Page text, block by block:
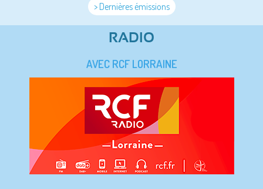
> Dernières émissions
RADIO
AVEC RCF LORRAINE